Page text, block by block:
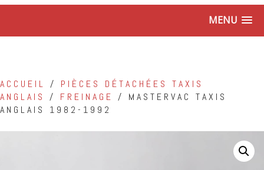
MENU
ACCUEIL / PIÈCES DÉTACHÉES TAXIS
ANGLAIS
/ FREINAGE / MASTERVAC TAXIS
ANGLAIS 1982-1992